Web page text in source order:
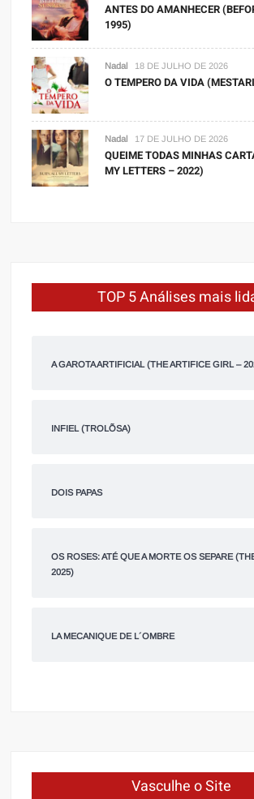
ANTES DO AMANHECER
1995)
Nadal 18 DE JULHO DE 2026
O TEMPERO DA VIDA
Nadal 17 DE JULHO DE 2026
QUEIME TODAS MINHAS
MY LETTERS – 2022)
TOP 5 Análises mais
A GAROTA ARTIFICIAL (THE ARTIFICE GIRL –
INFIEL (TROLÕSA)
DOIS PAPAS
OS ROSES: ATÉ QUE A MORTE OS SEPARE
2025)
LA MECANIQUE DE L´OMBRE
Vasculhe o Site